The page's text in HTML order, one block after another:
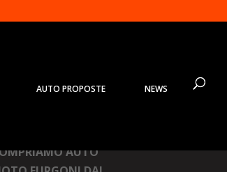
AUTO PROPOSTE NEWS
AUTO